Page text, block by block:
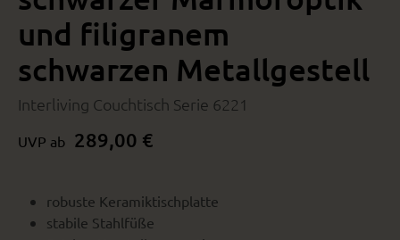
und filigranem
schwarzen Metallgestell
Interliving Couchtisch Serie 6221
UVP ab 289,00 €
robuste Keramiktischplatte
stabile Stahlfüße